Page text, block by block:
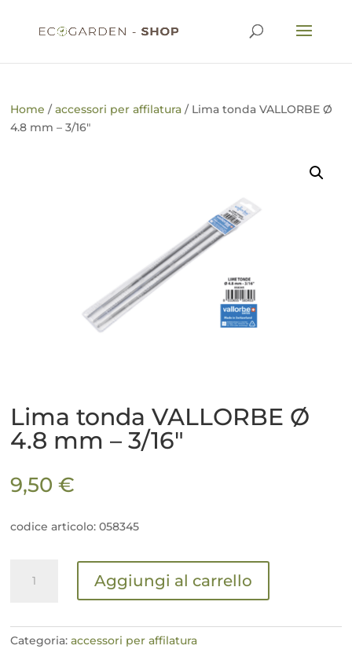
Home /accessori per affilatura / Lima tonda VALLORBE Ø
4.8 mm – 3/16″
Lima tonda VALLORBE Ø
4.8 mm – 3/16″
9,50€
codice articolo: 058345
tonda
4.8
Aggiungi al carrello
Categoria:accessori per affilatura